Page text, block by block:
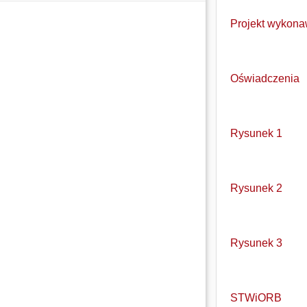
Projekt
Oświadczenia
Rysunek 1
Rysunek 2
Rysunek 3
STWiORB